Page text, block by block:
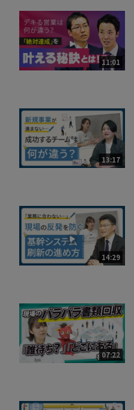
11:01
13:17
14:29
07:22